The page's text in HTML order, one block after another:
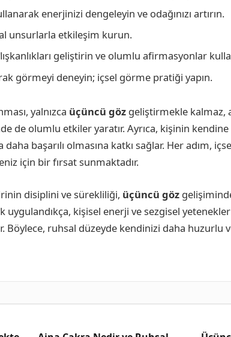
enerjinizi dengeleyin ve odağınızı artırın.
unsurlarla etkileşim kurun.
geliştirin ve olumlu afirmasyonlar
görmeyi deneyin; içsel görme pratiği yapın.
yalnızca üçüncü göz geliştirmekle kalmaz,
de olumlu etkiler yaratır. Ayrıca, kişinin
başarılı olmasına katkı sağlar. Her adım,
için bir fırsat sunmaktadır.
disiplini ve sürekliliği, üçüncü göz
uygulandıkça, kişisel enerji ve sezgisel
Böylece, ruhsal düzeyde kendinizi daha huzurlu